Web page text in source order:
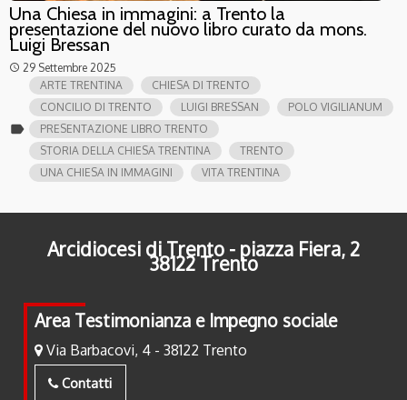
Una Chiesa in immagini: a Trento la
presentazione del nuovo libro curato da mons.
Luigi Bressan
access_time 29 Settembre 2025
label
ARTE TRENTINA
CHIESA DI TRENTO
CONCILIO DI TRENTO
LUIGI BRESSAN
POLO VIGILIANUM
PRESENTAZIONE LIBRO TRENTO
STORIA DELLA CHIESA TRENTINA
TRENTO
UNA CHIESA IN IMMAGINI
VITA TRENTINA
Arcidiocesi di Trento - piazza Fiera, 2
38122 Trento
Area Testimonianza e Impegno sociale
Via Barbacovi, 4 - 38122 Trento
Contatti